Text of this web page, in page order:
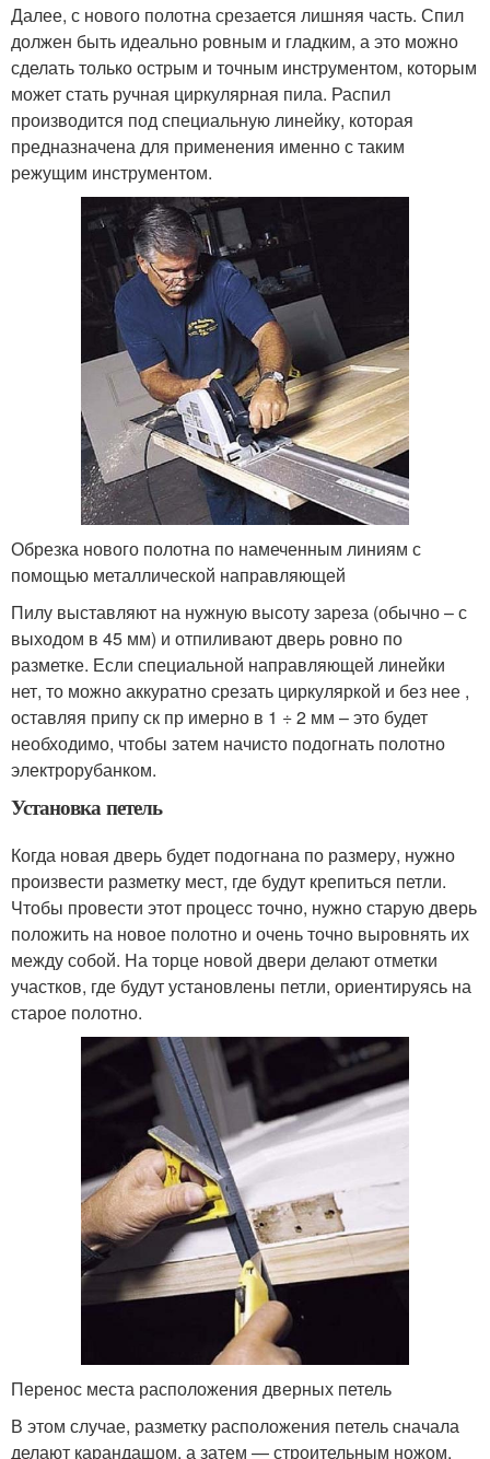
Далее, с нового полотна срезается лишняя часть. Спил
должен быть идеально ровным и гладким, а это можно
сделать только острым и точным инструментом, которым
может стать ручная циркулярная пила. Распил
производится под специальную линейку, которая
предназначена для применения именно с таким
режущим инструментом.
Обрезка нового полотна по намеченным линиям с
помощью металлической направляющей
Пилу выставляют на нужную высоту зареза (обычно – с
выходом в 45 мм) и отпиливают дверь ровно по
разметке. Если специальной направляющей линейки
нет, то можно аккуратно срезать циркуляркой и без нее ,
оставляя припу ск пр имерно в 1 ÷ 2 мм – это будет
необходимо, чтобы затем начисто подогнать полотно
электрорубанком.
Установка петель
Когда новая дверь будет подогнана по размеру, нужно
произвести разметку мест, где будут крепиться петли.
Чтобы провести этот процесс точно, нужно старую дверь
положить на новое полотно и очень точно выровнять их
между собой. На торце новой двери делают отметки
участков, где будут установлены петли, ориентируясь на
старое полотно.
Перенос места расположения дверных петель
В этом случае, разметку расположения петель сначала
делают карандашом, а затем — строительным ножом.